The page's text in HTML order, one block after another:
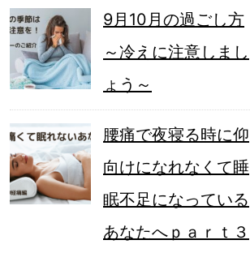
9月10月の過ごし方
～冷えに注意しまし
ょう～
腰痛で夜寝る時に仰
向けになれなくて睡
眠不足になっている
あなたへｐａｒｔ３